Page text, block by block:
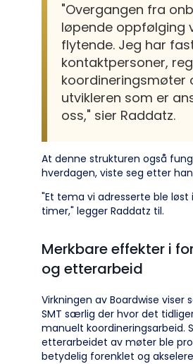
"Overgangen fra
løpende oppfølging
flytende. Jeg har
kontaktpersoner,
koordineringsmøter
utvikleren som er
oss," sier Raddatz.
At denne strukturen også
hverdagen, viste seg etter
"Et tema vi adresserte ble løst
timer," legger Raddatz til.
Merkbare effekter i
og etterarbeid
Virkningen av Boardwise viser
SMT særlig der hvor det
manuelt koordineringsarbeid.
etterarbeidet av møter ble
betydelig forenklet og